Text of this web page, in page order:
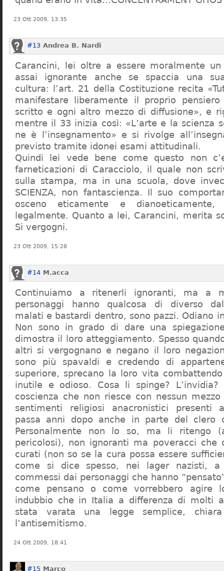
23 Ott 2009, 13:35
#13 Andrea B. Nardi
Carancini, lei oltre a essere moralmente
assai ignorante anche se spaccia una
cultura: l’art. 21 della Costituzione recita
manifestare liberamente il proprio
scritto e ogni altro mezzo di diffusione», e
mentre il 33 inizia così: «L’arte e la scienza
ne è l’insegnamento» e si rivolge
previsto tramite idonei esami attitudinali.
Quindi lei vede bene come questo non
farneticazioni di Caracciolo, il quale non
sulla stampa, ma in una scuola, dove
SCIENZA, non fantascienza. Il suo
osceno eticamente e dianoeticamente,
legalmente. Quanto a lei, Carancini, merita
Si vergogni.
23 Ott 2009, 15:28
#14 M.acca
Continuiamo a ritenerli ignoranti, ma a
personaggi hanno qualcosa di diverso
malati e bastardi dentro, sono pazzi. Odiano
Non sono in grado di dare una
dimostra il loro atteggiamento. Spesso
altri si vergognano e negano il loro
sono più spavaldi e credendo di
superiore, sprecano la loro vita
inutile e odioso. Cosa li spinge?
coscienza che non riesce con nessun
sentimenti religiosi anacronistici presenti
passa anni dopo anche in parte del clero
Personalmente non lo so, ma li ritengo
pericolosi), non ignoranti ma poveracci che
curati (non so se la cura possa essere
come si dice spesso, nei lager nazisti,
commessi dai personaggi che hanno
come pensano o come vorrebbero agire
indubbio che in Italia a differenza di molti
stata varata una legge semplice,
l’antisemitismo.
24 Ott 2009, 18:41
#15 Marco